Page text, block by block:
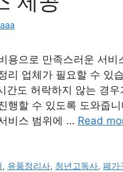
용으로 만족스러운 서
리 업체가 필요할 수 있
간도 허락하지 않는 경
행할 수 있도록 도와줍
비스 범위에 … Read
, 유품정리사, 청년고독사,폐가